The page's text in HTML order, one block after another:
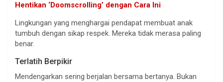
Hentikan ‘Doomscrolling’ dengan Cara Ini
Lingkungan yang menghargai pendapat membuat anak
tumbuh dengan sikap respek. Mereka tidak merasa paling
benar.
Terlatih Berpikir
Mendengarkan sering berjalan bersama bertanya. Bukan